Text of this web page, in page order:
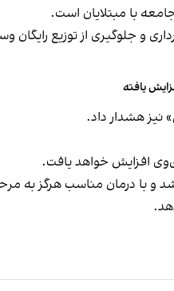
با مبتلایان است.
جلوگیری از توزیع رایگان
یافته
نیز هشدار داد.
افزایش خواهد یافت.
با درمان مناسب هرگز به